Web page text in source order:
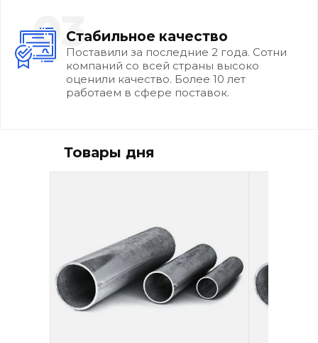
03Стабильное качество
Поставили за последние 2 года. Сотни
компаний со всей страны высоко
оценили качество. Более 10 лет
работаем в сфере поставок.
Товары дня